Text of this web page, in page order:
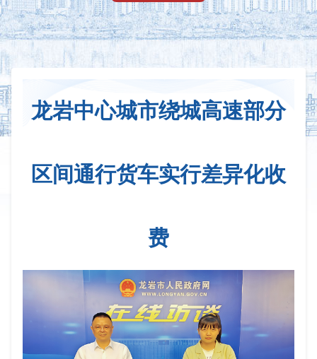
龙岩中心城市绕城高速部分
区间通行货车实行差异化收
费